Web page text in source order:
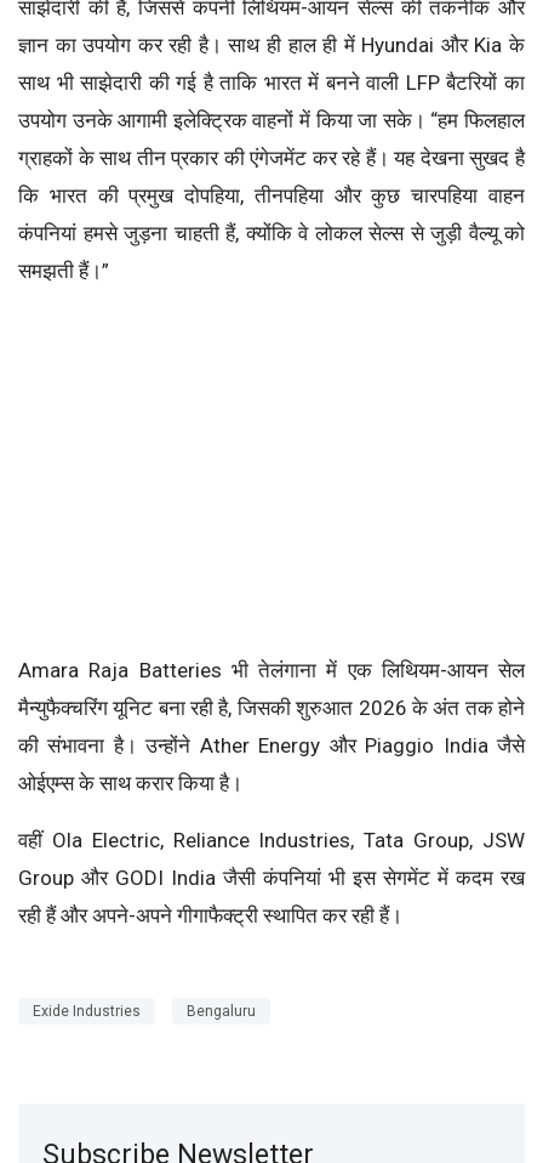
साझेदारी की है, जिससे कंपनी लिथियम-आयन सेल्स की तकनीक और
ज्ञान का उपयोग कर रही है। साथ ही हाल ही में Hyundai और Kia के
साथ भी साझेदारी की गई है ताकि भारत में बनने वाली LFP बैटरियों का
उपयोग उनके आगामी इलेक्ट्रिक वाहनों में किया जा सके। “हम फिलहाल
ग्राहकों के साथ तीन प्रकार की एंगेजमेंट कर रहे हैं। यह देखना सुखद है
कि भारत की प्रमुख दोपहिया, तीनपहिया और कुछ चारपहिया वाहन
कंपनियां हमसे जुड़ना चाहती हैं, क्योंकि वे लोकल सेल्स से जुड़ी वैल्यू को
समझती हैं।”
Amara Raja Batteries भी तेलंगाना में एक लिथियम-आयन सेल
मैन्युफैक्चरिंग यूनिट बना रही है, जिसकी शुरुआत 2026 के अंत तक होने
की संभावना है। उन्होंने Ather Energy और Piaggio India जैसे
ओईएम्स के साथ करार किया है।
वहीं Ola Electric, Reliance Industries, Tata Group, JSW
Group और GODI India जैसी कंपनियां भी इस सेगमेंट में कदम रख
रही हैं और अपने-अपने गीगाफैक्ट्री स्थापित कर रही हैं।
Exide Industries Bengaluru
Subscribe Newsletter